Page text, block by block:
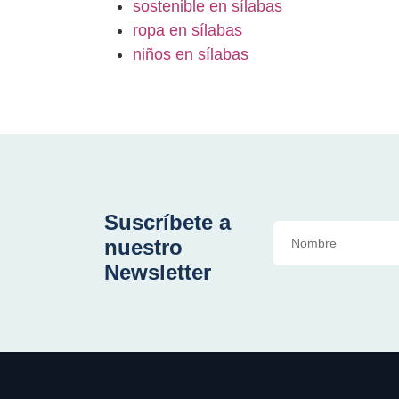
sostenible en sílabas
ropa en sílabas
niños en sílabas
Suscríbete a
nuestro
Newsletter